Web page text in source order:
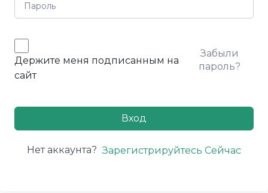
Держите меня подписанным на
сайт
Забыли
пароль?
Вход
Нет аккаунта? Зарегистрируйтесь Сейчас